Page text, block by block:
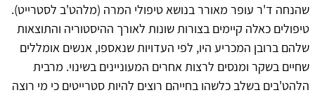
שהנחה ד'ר עופר מאורר בנושא טיפולי המרה (מלהט'ב לסטרייט).
טיפולים כאלה קיימים בצורות שונות לאורך ההיסטוריה והתוצאות
שלהם ברובן המכריע היו, לפי העדויות שנאספו, אנשים אומללים
שחיים בשקר ומנסים לרצות אחרים המעוניינים בשינוי. מרבית
הלהט'בים בשלב כלשהו בחייהם רוצים להיות סטרייטים כי מי רוצה